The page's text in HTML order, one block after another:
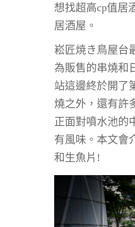
想找超高cp值居
居酒屋。
崧匠焼き鳥屋台
為販售的串燒和
站這邊終於開了
燒之外，還有許
正面對噴水池的
有風味。本文會
和生魚片!